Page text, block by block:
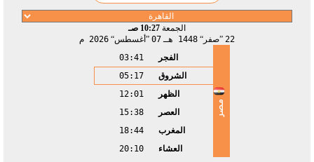
الجمعة 10:27 صـ
22
صفر 1448 هـ 07 أغسطس 2026 م
مصر
الفجر
03:41
الشروق
05:17
الظهر
12:01
العصر
15:38
المغرب
18:44
العشاء
20:10